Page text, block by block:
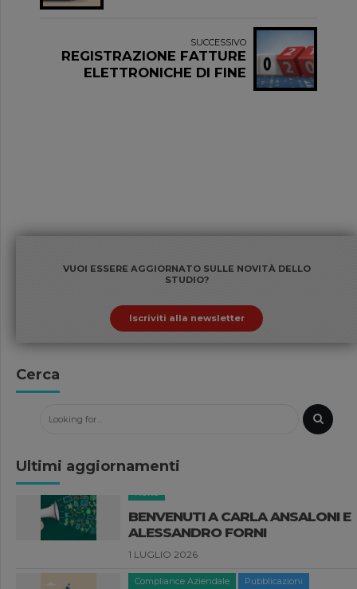
SUCCESSIVO
REGISTRAZIONE FATTURE
ELETTRONICHE DI FINE
VUOI ESSERE AGGIORNATO SULLE NOVITÀ DELLO
STUDIO?
Iscriviti alla newsletter
Cerca
Ultimi aggiornamenti
Pubblicazioni Rebecca Testolin
DAC 9: SCAMBIO AUTOMATICO
IMPOSTE INTEGRATIVE